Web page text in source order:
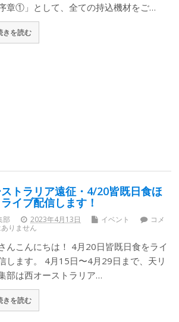
章①」として、全ての持込機材をご…
きを読む
トラリア遠征・4/20皆既日食ほ
イブ配信します！
部 2023年4月13日 イベント
コメ
りません
んこんにちは！ 4月20日皆既日食をライ
します。 4月15日〜4月29日まで、天リ
部は西オーストラリア…
きを読む